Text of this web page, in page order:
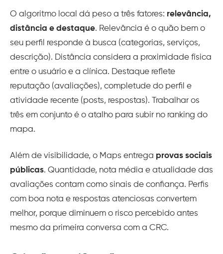
O algoritmo local dá peso a três fatores: relevância,
distância e destaque. Relevância é o quão bem o
seu perfil responde à busca (categorias, serviços,
descrição). Distância considera a proximidade física
entre o usuário e a clínica. Destaque reflete
reputação (avaliações), completude do perfil e
atividade recente (posts, respostas). Trabalhar os
três em conjunto é o atalho para subir no ranking do
mapa.
Além de visibilidade, o Maps entrega provas sociais
públicas. Quantidade, nota média e atualidade das
avaliações contam como sinais de confiança. Perfis
com boa nota e respostas atenciosas convertem
melhor, porque diminuem o risco percebido antes
mesmo da primeira conversa com a CRC.